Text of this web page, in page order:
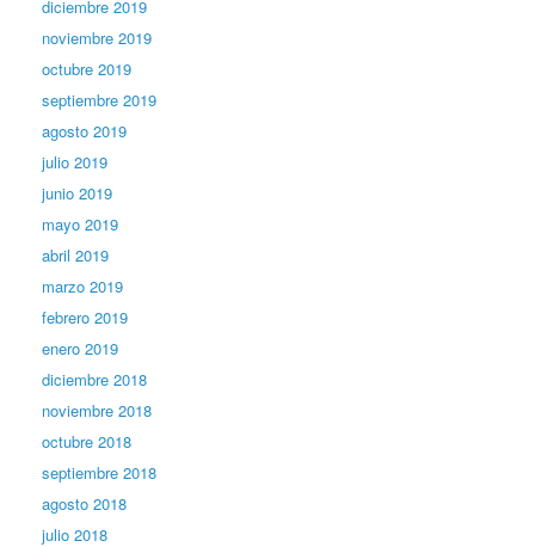
diciembre 2019
noviembre 2019
octubre 2019
septiembre 2019
agosto 2019
julio 2019
junio 2019
mayo 2019
abril 2019
marzo 2019
febrero 2019
enero 2019
diciembre 2018
noviembre 2018
octubre 2018
septiembre 2018
agosto 2018
julio 2018